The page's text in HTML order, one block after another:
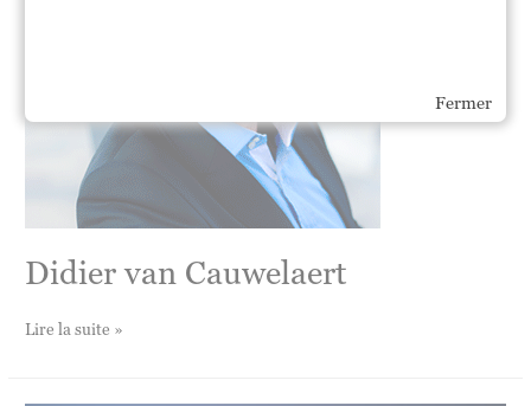
Didier van Cauwelaert
Didier
Lire la suite »
Fermer